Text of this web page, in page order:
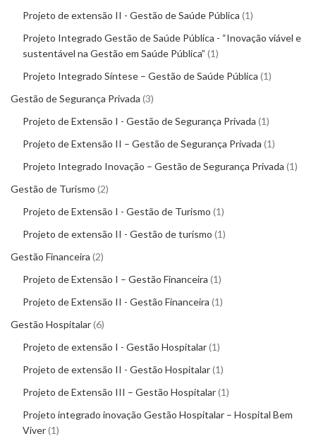
Projeto de extensão II - Gestão de Saúde Pública 1
Projeto Integrado Gestão de Saúde Pública - “Inovação viável e
sustentável na Gestão em Saúde Pública” 1
Projeto Integrado Síntese – Gestão de Saúde Pública 1
Gestão de Segurança Privada 3
Projeto de Extensão I - Gestão de Segurança Privada 1
Projeto de Extensão II – Gestão de Segurança Privada 1
Projeto Integrado Inovação – Gestão de Segurança Privada 1
Gestão de Turismo 2
Projeto de Extensão I - Gestão de Turismo 1
Projeto de extensão II - Gestão de turismo 1
Gestão Financeira 2
Projeto de Extensão I – Gestão Financeira 1
Projeto de Extensão II - Gestão Financeira 1
Gestão Hospitalar 6
Projeto de extensão I - Gestão Hospitalar 1
Projeto de extensão II - Gestão Hospitalar 1
Projeto de Extensão III – Gestão Hospitalar 1
Projeto integrado inovação Gestão Hospitalar – Hospital Bem
Viver 1